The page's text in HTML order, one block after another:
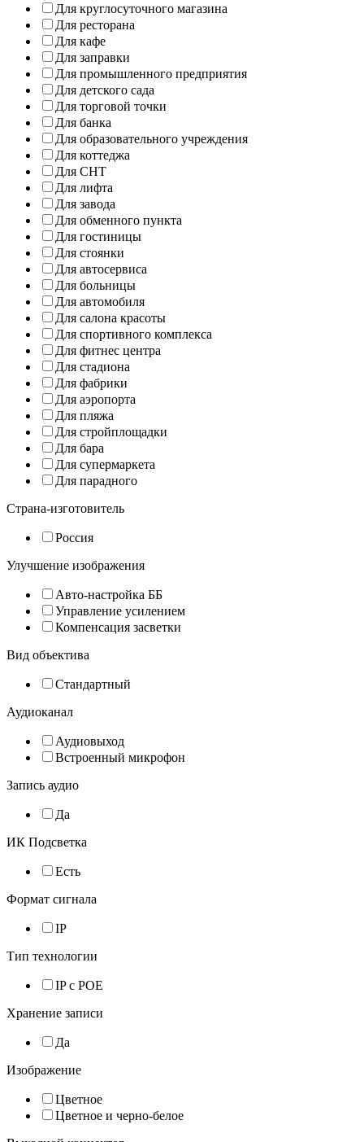
Для круглосуточного магазина
Для ресторана
Для кафе
Для заправки
Для промышленного предприятия
Для детского сада
Для торговой точки
Для банка
Для образовательного учреждения
Для коттеджа
Для СНТ
Для лифта
Для завода
Для обменного пункта
Для гостиницы
Для стоянки
Для автосервиса
Для больницы
Для автомобиля
Для салона красоты
Для спортивного комплекса
Для фитнес центра
Для стадиона
Для фабрики
Для аэропорта
Для пляжа
Для стройплощадки
Для бара
Для супермаркета
Для парадного
Страна-изготовитель
Россия
Улучшение изображения
Авто-настройка ББ
Управление усилением
Компенсация засветки
Вид объектива
Стандартный
Аудиоканал
Аудиовыход
Встроенный микрофон
Запись аудио
Да
ИК Подсветка
Есть
Формат сигнала
IP
Тип технологии
IP с POE
Хранение записи
Да
Изображение
Цветное
Цветное и черно-белое